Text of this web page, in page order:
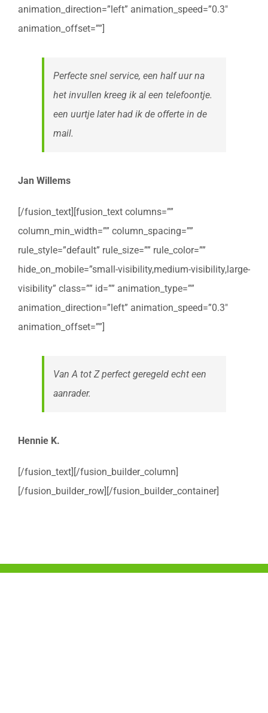
animation_direction=”left” animation_speed=”0.3″
animation_offset=””]
Perfecte snel service, een half uur na
het invullen kreeg ik al een telefoontje.
een uurtje later had ik de offerte in de
mail.
Jan Willems
[/fusion_text][fusion_text columns=””
column_min_width=”” column_spacing=””
rule_style=”default” rule_size=”” rule_color=””
hide_on_mobile=”small-visibility,medium-visibility,large-
visibility” class=”” id=”” animation_type=””
animation_direction=”left” animation_speed=”0.3″
animation_offset=””]
Van A tot Z perfect geregeld echt een
aanrader.
Hennie K.
[/fusion_text][/fusion_builder_column]
[/fusion_builder_row][/fusion_builder_container]